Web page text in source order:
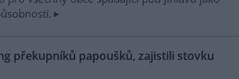
překupníků papoušků, zajistili stovku